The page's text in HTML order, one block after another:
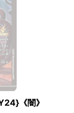
《闇》